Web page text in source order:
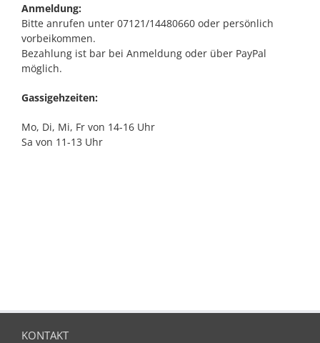
Anmeldung:
Bitte anrufen unter 07121/14480660 oder persönlich
vorbeikommen.
Bezahlung ist bar bei Anmeldung oder über PayPal
möglich.
Gassigehzeiten:
Mo, Di, Mi, Fr von 14-16 Uhr
Sa von 11-13 Uhr
KONTAKT